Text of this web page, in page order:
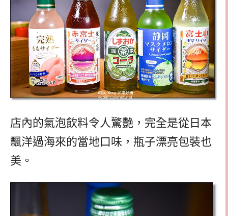
店內的氣泡飲料令人驚艷，完全是從日本
飄洋過海來的當地口味，瓶子漂亮包裝也
美。